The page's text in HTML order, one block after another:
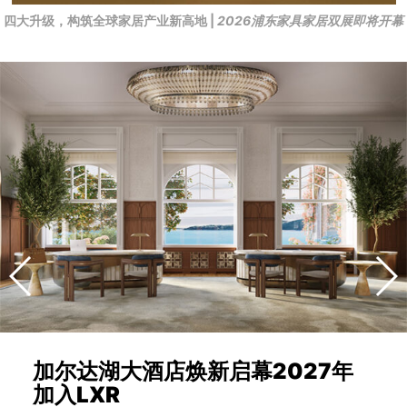
四大升级，构筑全球家居产业新高地 | 2026浦东家具家居双展即将开幕
加尔达湖大酒店焕新启幕2027年
加入LXR